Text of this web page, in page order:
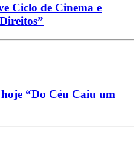
Ciclo de Cinema e
“Do Céu Caiu um